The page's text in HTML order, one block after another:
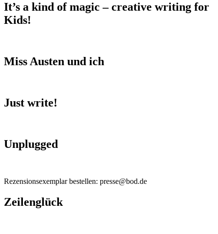
It’s a kind of magic – creative writing for
Kids!
Miss Austen und ich
Just write!
Unplugged
Rezensionsexemplar bestellen: presse@bod.de
Zeilenglück